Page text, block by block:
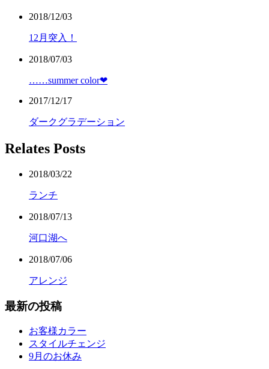
2018/12/03
12月突入！
2018/07/03
……summer color❤︎
2017/12/17
ダークグラデーション
Relates Posts
2018/03/22
ランチ
2018/07/13
河口湖へ
2018/07/06
アレンジ
最新の投稿
お客様カラー
スタイルチェンジ
9月のお休み